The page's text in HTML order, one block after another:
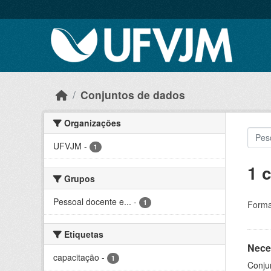
Conjuntos de dados
Organizações
UFVJM - 1
Grupos
Pessoal docente e... - 1
Etiquetas
capacitação - 1
1